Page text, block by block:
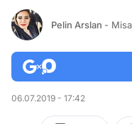
Pelin Arslan -
06.07.2019 - 17:42